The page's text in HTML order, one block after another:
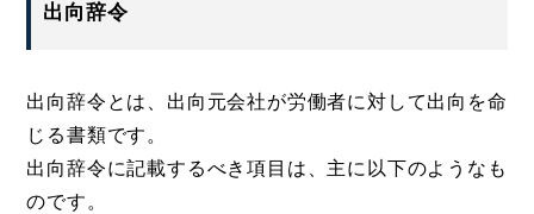
出向辞令
出向辞令とは、出向元会社が労働者に対して出向を命
じる書類です。
出向辞令に記載するべき項目は、主に以下のようなも
のです。